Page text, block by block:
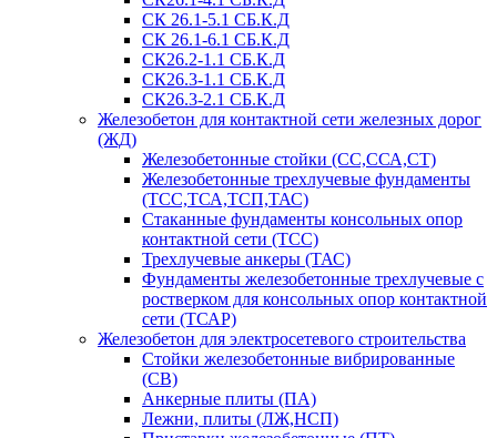
СК 26.1-5.1 СБ.К.Д
СК 26.1-6.1 СБ.К.Д
СК26.2-1.1 СБ.К.Д
СК26.3-1.1 СБ.К.Д
СК26.3-2.1 СБ.К.Д
Железобетон для контактной сети железных дорог
(ЖД)
Железобетонные стойки (СС,ССА,СТ)
Железобетонные трехлучевые фундаменты
(ТСС,ТСА,ТСП,ТАС)
Стаканные фундаменты консольных опор
контактной сети (ТСС)
Трехлучевые анкеры (ТАС)
Фундаменты железобетонные трехлучевые с
ростверком для консольных опор контактной
сети (ТСАР)
Железобетон для электросетевого строительства
Стойки железобетонные вибрированные
(СВ)
Анкерные плиты (ПА)
Лежни, плиты (ЛЖ,НСП)